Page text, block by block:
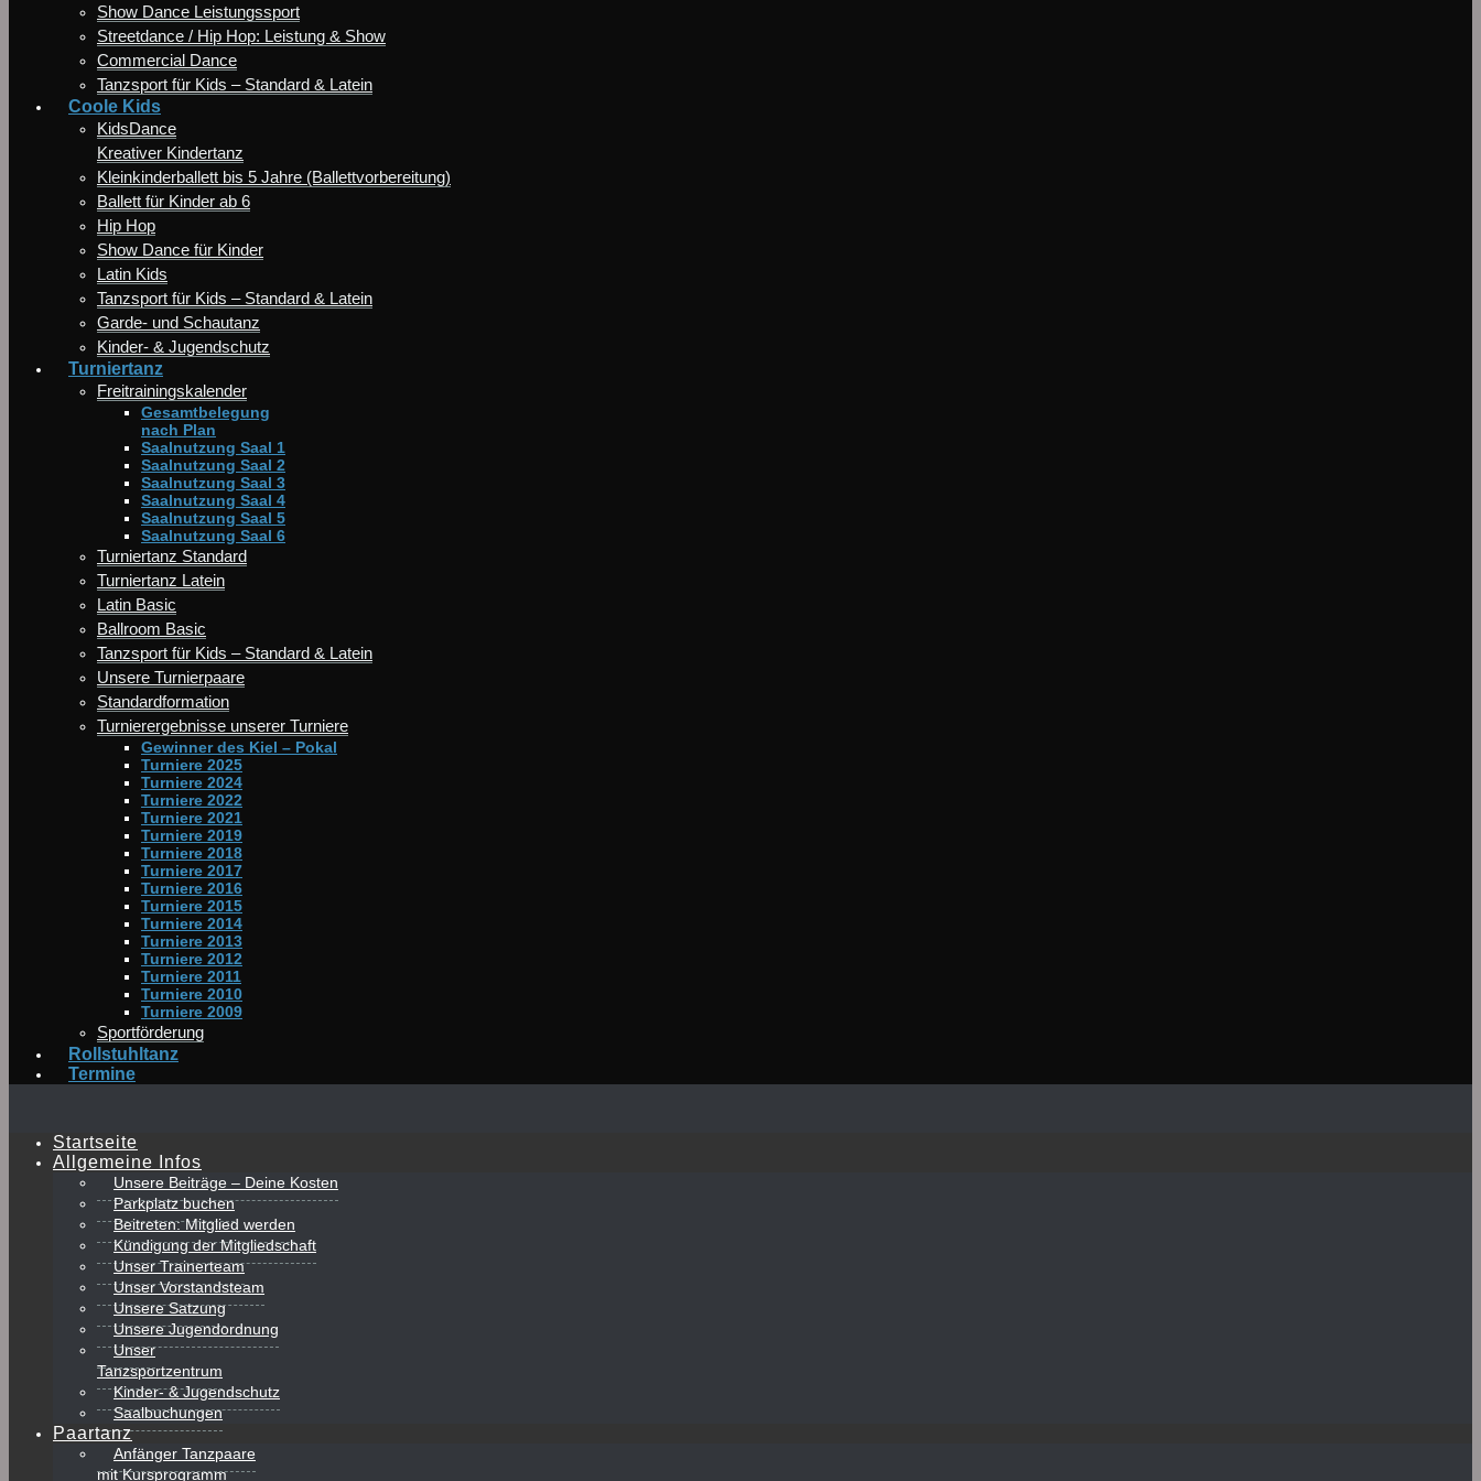
Show Dance Leistungssport
Streetdance / Hip Hop: Leistung & Show
Commercial Dance
Tanzsport für Kids – Standard & Latein
Coole Kids
KidsDance
Kreativer Kindertanz
Kleinkinderballett bis 5 Jahre (Ballettvorbereitung)
Ballett für Kinder ab 6
Hip Hop
Show Dance für Kinder
Latin Kids
Tanzsport für Kids – Standard & Latein
Garde- und Schautanz
Kinder- & Jugendschutz
Turniertanz
Freitrainingskalender
Gesamtbelegung
nach Plan
Saalnutzung Saal 1
Saalnutzung Saal 2
Saalnutzung Saal 3
Saalnutzung Saal 4
Saalnutzung Saal 5
Saalnutzung Saal 6
Turniertanz Standard
Turniertanz Latein
Latin Basic
Ballroom Basic
Tanzsport für Kids – Standard & Latein
Unsere Turnierpaare
Standardformation
Turnierergebnisse unserer Turniere
Gewinner des Kiel – Pokal
Turniere 2025
Turniere 2024
Turniere 2022
Turniere 2021
Turniere 2019
Turniere 2018
Turniere 2017
Turniere 2016
Turniere 2015
Turniere 2014
Turniere 2013
Turniere 2012
Turniere 2011
Turniere 2010
Turniere 2009
Sportförderung
Rollstuhltanz
Termine
Startseite
Allgemeine Infos
Unsere Beiträge – Deine Kosten
Parkplatz buchen
Beitreten: Mitglied werden
Kündigung der Mitgliedschaft
Unser Trainerteam
Unser Vorstandsteam
Unsere Satzung
Unsere Jugendordnung
Unser
Tanzsportzentrum
Kinder- & Jugendschutz
Saalbuchungen
Paartanz
Anfänger Tanzpaare
mit Kursprogramm